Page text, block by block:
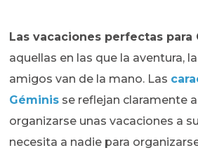
Las vacaciones perfectas para
aquellas en las que la aventura,
amigos van de la mano. Las
Géminis se reflejan claramente
organizarse unas vacaciones a
necesita a nadie para